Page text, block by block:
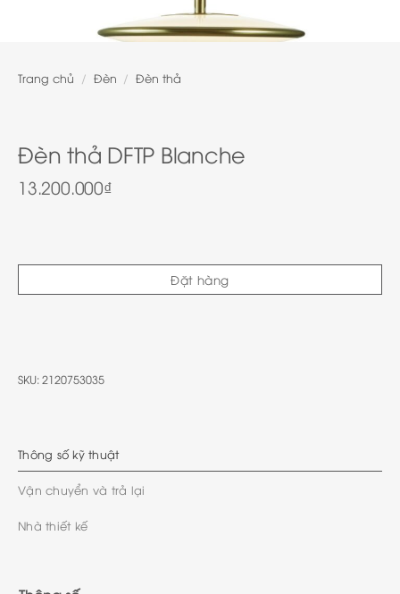
Trang chủ / Đèn / Đèn thả
Đèn thả DFTP Blanche
13.200.000₫
Đặt hàng
SKU:2120753035
Thông số kỹ thuật
Vận chuyển và trả lại
Nhà thiết kế